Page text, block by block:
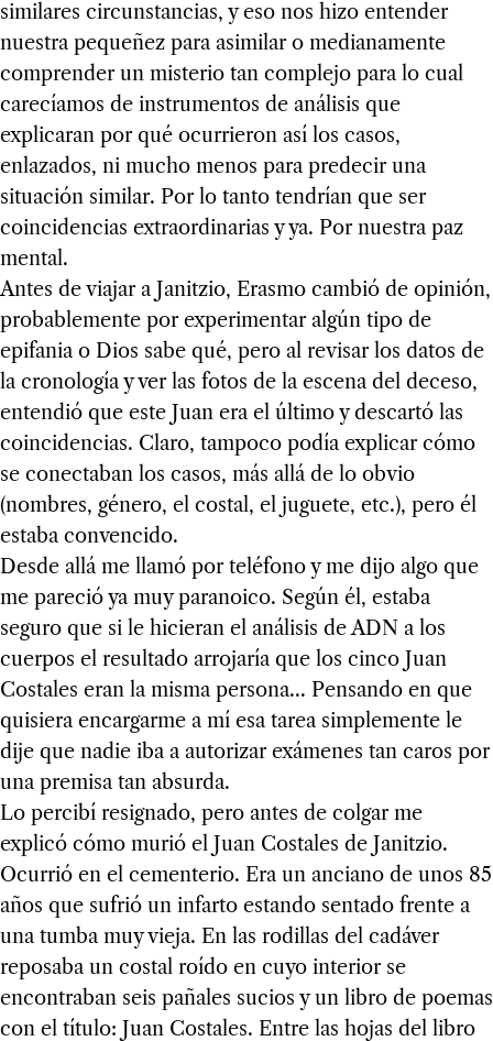
similares circunstancias, y eso nos hizo entender
nuestra pequeñez para asimilar o medianamente
comprender un misterio tan complejo para lo cual
carecíamos de instrumentos de análisis que
explicaran por qué ocurrieron así los casos,
enlazados, ni mucho menos para predecir una
situación similar. Por lo tanto tendrían que ser
coincidencias extraordinarias y ya. Por nuestra paz
mental.
Antes de viajar a Janitzio, Erasmo cambió de opinión,
probablemente por experimentar algún tipo de
epifania o Dios sabe qué, pero al revisar los datos de
la cronología y ver las fotos de la escena del deceso,
entendió que este Juan era el último y descartó las
coincidencias. Claro, tampoco podía explicar cómo
se conectaban los casos, más allá de lo obvio
(nombres, género, el costal, el juguete, etc.), pero él
estaba convencido.
Desde allá me llamó por teléfono y me dijo algo que
me pareció ya muy paranoico. Según él, estaba
seguro que si le hicieran el análisis de ADN a los
cuerpos el resultado arrojaría que los cinco Juan
Costales eran la misma persona... Pensando en que
quisiera encargarme a mí esa tarea simplemente le
dije que nadie iba a autorizar exámenes tan caros por
una premisa tan absurda.
Lo percibí resignado, pero antes de colgar me
explicó cómo murió el Juan Costales de Janitzio.
Ocurrió en el cementerio. Era un anciano de unos 85
años que sufrió un infarto estando sentado frente a
una tumba muy vieja. En las rodillas del cadáver
reposaba un costal roído en cuyo interior se
encontraban seis pañales sucios y un libro de poemas
con el título: Juan Costales. Entre las hojas del libro